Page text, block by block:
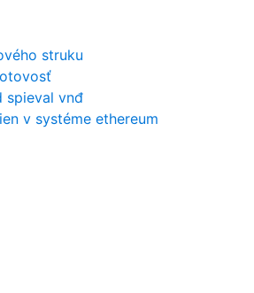
struku
spieval vnđ
v systéme ethereum